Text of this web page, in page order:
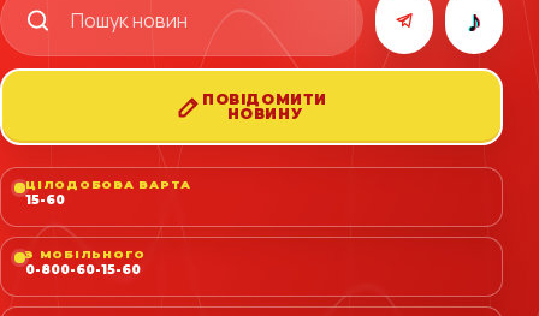
♪
ПОВІДОМИТИ
НОВИНУ
ЦІЛОДОБОВА ВАРТА
15-60
З МОБІЛЬНОГО
0-800-60-15-60